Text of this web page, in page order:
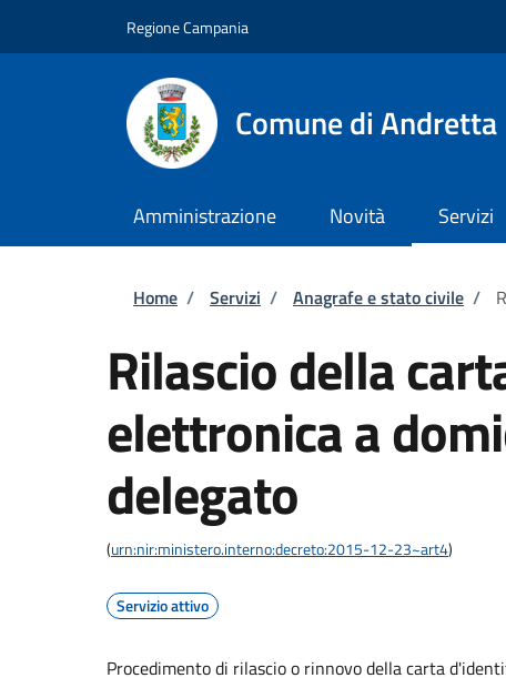
Regione Campania
Comune di Andretta
Amministrazione Novità Servizi
Briciole di pane
Home / Servizi / Anagrafe e stato civile /
Rilascio della
elettronica a
delegato
(urn:nir:ministero.interno:decreto:2015-12-23~art4)
Servizio attivo
Procedimento di rilascio o rinnovo della carta